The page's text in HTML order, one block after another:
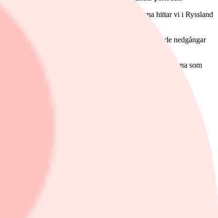
hittar vi Brasilien och Turkiet. Vinnarna hittar vi i Ryssland
var oförändrad under månaden trots betydande nedgångar
Sämst avkastning har det varit för småbolagsindexfonderna som
upp drygt 6 procent.
har stigit 12,5 procent.
främst USA-bolag på 43 procent, följt av brittiska bolag på
Brittiska energibolaget BP väger knappt 5,5 procent är fondens